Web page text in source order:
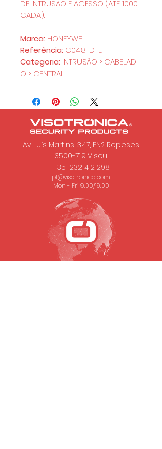
DE INTRUSAO E ACESSO (ATE 1000
CADA).
Marca: HONEYWELL
Referência: C048-D-E1
Categoria: INTRUSÃO > CABELAD
O > CENTRAL
Av. Luís Martins, 347, EN2 Repeses
3500-719 Viseu
+351 232 412 298
pt@visotronica.com
Mon - Fri 9.00/19.00